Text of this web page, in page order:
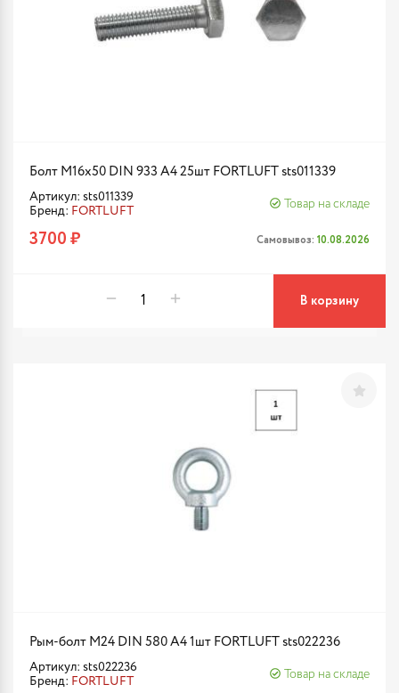
Болт М16х50 DIN 933 A4 25шт FORTLUFT sts011339
Артикул: sts011339
Бренд: FORTLUFT
Товар на складе
3700 ₽ Самовывоз: 10.08.2026
В корзину
Рым-болт М24 DIN 580 A4 1шт FORTLUFT sts022236
Артикул: sts022236
Бренд: FORTLUFT
Товар на складе